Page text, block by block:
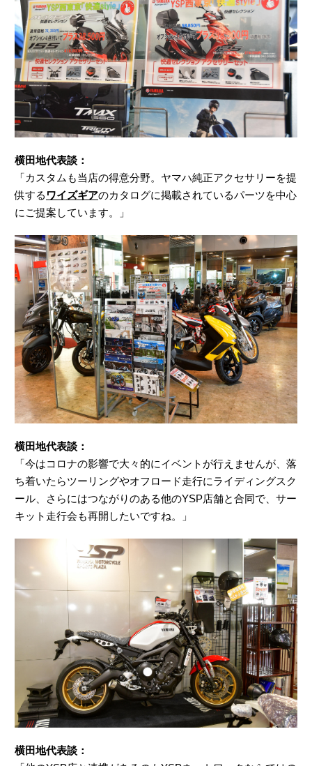
横田地代表談：
「カスタムも当店の得意分野。ヤマハ純正アクセサリーを提
供する ワイズギアのカタログに掲載されているパーツを中心
にご提案しています。」
横田地代表談：
「今はコロナの影響で大々的にイベントが行えませんが、落
ち着いたらツーリングやオフロード走行にライディングスク
ール、さらにはつながりのある他のYSP店舗と合同で、サー
キット走行会も再開したいですね。」
横田地代表談：